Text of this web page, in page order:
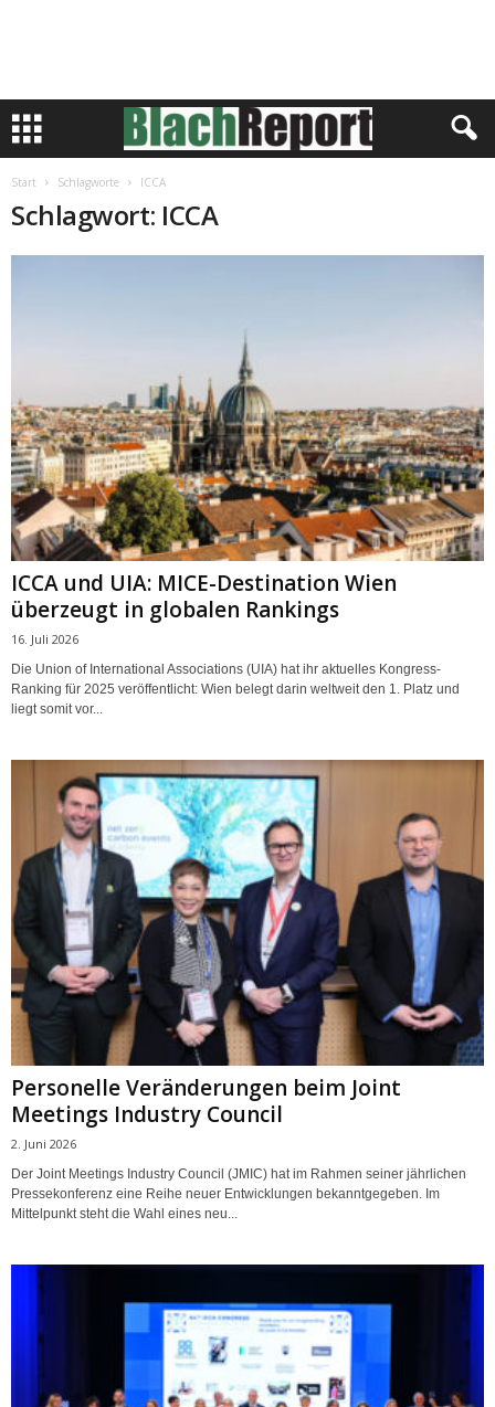
Start Schlagworte ICCA
Schlagwort: ICCA
ICCA und UIA: MICE-Destination Wien
überzeugt in globalen Rankings
16. Juli 2026
Die Union of International Associations (UIA) hat ihr aktuelles Kongress-
Ranking für 2025 veröffentlicht: Wien belegt darin weltweit den 1. Platz und
liegt somit vor...
Personelle Veränderungen beim Joint
Meetings Industry Council
2. Juni 2026
Der Joint Meetings Industry Council (JMIC) hat im Rahmen seiner jährlichen
Pressekonferenz eine Reihe neuer Entwicklungen bekanntgegeben. Im
Mittelpunkt steht die Wahl eines neu...